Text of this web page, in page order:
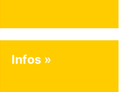
Infos